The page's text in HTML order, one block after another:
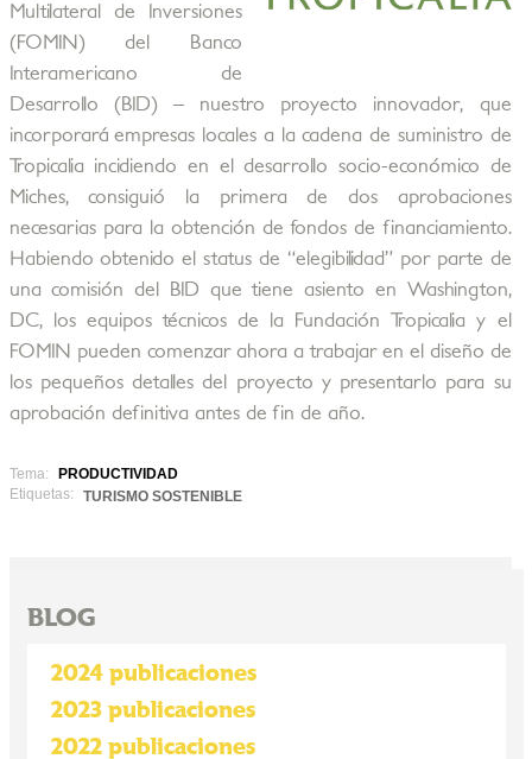
Multilateral de Inversiones
(FOMIN) del Banco
Interamericano de
Desarrollo (BID) – nuestro proyecto innovador, que
incorporará empresas locales a la cadena de suministro de
Tropicalia incidiendo en el desarrollo socio-económico de
Miches, consiguió la primera de dos aprobaciones
necesarias para la obtención de fondos de financiamiento.
Habiendo obtenido el status de “elegibilidad” por parte de
una comisión del BID que tiene asiento en Washington,
DC, los equipos técnicos de la Fundación Tropicalia y el
FOMIN pueden comenzar ahora a trabajar en el diseño de
los pequeños detalles del proyecto y presentarlo para su
aprobación definitiva antes de fin de año.
Tema:
PRODUCTIVIDAD
Etiquetas:
TURISMO SOSTENIBLE
BLOG
2024 publicaciones
2023 publicaciones
2022 publicaciones